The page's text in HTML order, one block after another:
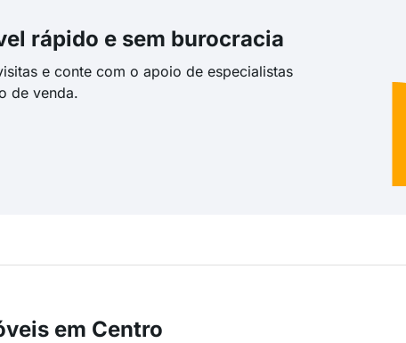
rápido e sem burocracia
e conte com o apoio de especialistas
de venda.
em Centro